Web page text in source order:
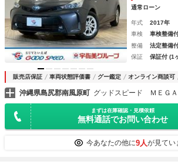
通常ローン
年式 2017年
車検
車検整備
整備
法定整備
保証
保証付 (1
販売店保証 車両状態評価書 グー鑑定 オンライン商談可
沖縄県島尻郡南風原町 グッドスピード ＭＥＧ
まずは在庫確認・見積依頼
無料通話でお問い合わせ
今あなたの他に9人が見てい